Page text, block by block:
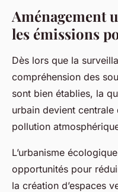
Aménagement
les émissions
Dès lors que la
compréhension des
sont bien établies, la
urbain devient centrale
pollution
L’urbanisme
opportunités pour
la création d’espaces